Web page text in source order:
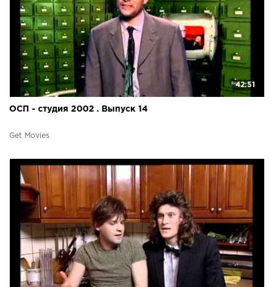
42:51
ОСП - студия 2002 . Выпуск 14
Get Movies